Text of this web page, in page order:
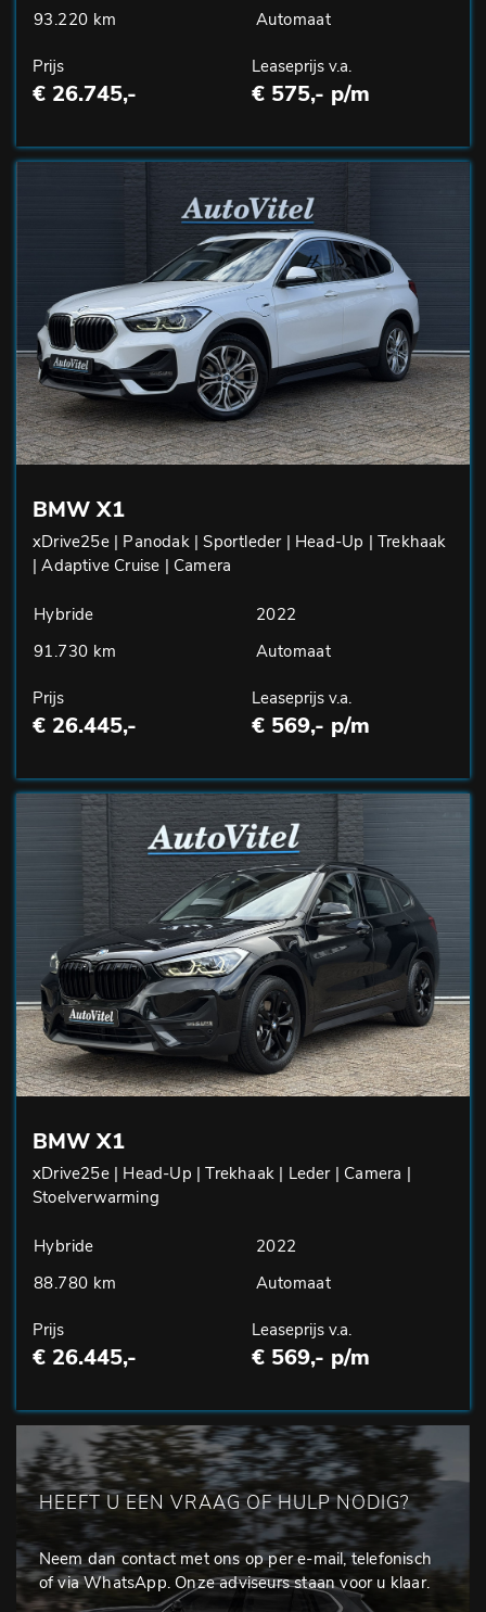
93.220 km
Automaat
Prijs
€ 26.745,-
Leaseprijs v.a.
€ 575,- p/m
BMW X1
xDrive25e | Panodak | Sportleder | Head-Up | Trekhaak
| Adaptive Cruise | Camera
Hybride
2022
91.730 km
Automaat
Prijs
€ 26.445,-
Leaseprijs v.a.
€ 569,- p/m
BMW X1
xDrive25e | Head-Up | Trekhaak | Leder | Camera |
Stoelverwarming
Hybride
2022
88.780 km
Automaat
Prijs
€ 26.445,-
Leaseprijs v.a.
€ 569,- p/m
HEEFT U EEN VRAAG OF HULP NODIG?
Neem dan contact met ons op per e-mail, telefonisch
of via WhatsApp. Onze adviseurs staan voor u klaar.